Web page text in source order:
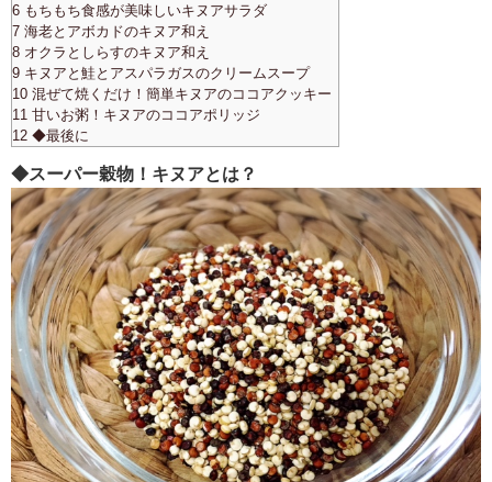
6 もちもち食感が美味しいキヌアサラダ
7 海老とアボカドのキヌア和え
8 オクラとしらすのキヌア和え
9 キヌアと鮭とアスパラガスのクリームスープ
10 混ぜて焼くだけ！簡単キヌアのココアクッキー
11 甘いお粥！キヌアのココアポリッジ
12 ◆最後に
◆スーパー穀物！キヌアとは？